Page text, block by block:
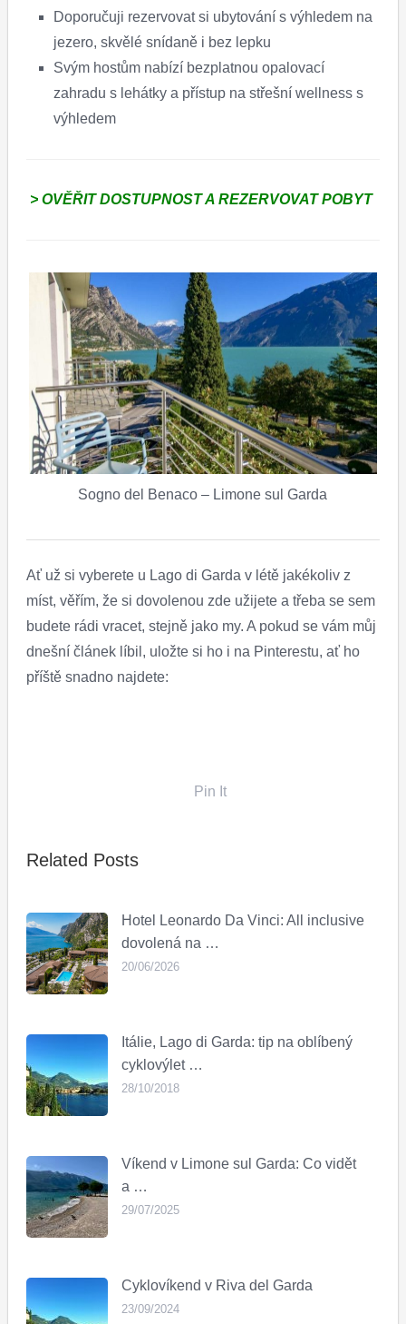
Doporučuji rezervovat si ubytování s výhledem na
jezero, skvělé snídaně i bez lepku
Svým hostům nabízí bezplatnou opalovací
zahradu s lehátky a přístup na střešní wellness s
výhledem
> OVĚŘIT DOSTUPNOST A REZERVOVAT POBYT
Sogno del Benaco – Limone sul Garda
Ať už si vyberete u Lago di Garda v létě jakékoliv z
míst, věřím, že si dovolenou zde užijete a třeba se sem
budete rádi vracet, stejně jako my. A pokud se vám můj
dnešní článek líbil, uložte si ho i na Pinterestu, ať ho
příště snadno najdete:
Pin It
Related Posts
Hotel Leonardo Da Vinci: All inclusive
dovolená na …
20/06/2026
Itálie, Lago di Garda: tip na oblíbený
cyklovýlet …
28/10/2018
Víkend v Limone sul Garda: Co vidět
a …
29/07/2025
Cyklovíkend v Riva del Garda
23/09/2024